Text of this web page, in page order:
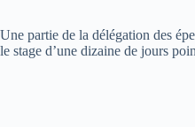
Une partie de la délégation des
le stage d’une dizaine de jours